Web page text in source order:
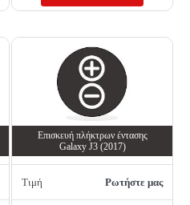
Επισκευή πλήκτρων έντασης
Galaxy J3 (2017)
Τιμή Ρωτήστε μας